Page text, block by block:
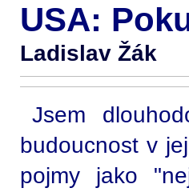
USA:
Ladislav Žák
Jsem
budoucnost v
pojmy jako